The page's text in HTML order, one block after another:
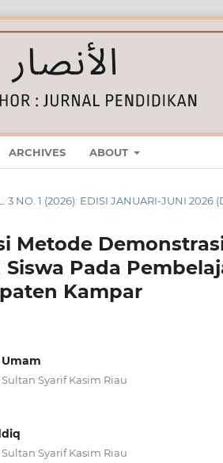
ARCHIVES ABOUT
3 NO. 1 (2026): EDISI JANUARI-JUNI 2026
Metode
Pada
Kampar
Syarif Kasim Riau
Syarif Kasim Riau